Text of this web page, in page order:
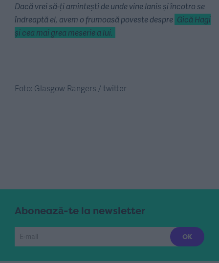
Dacă vrei să-ți amintești de unde vine Ianis și încotro se
îndreaptă el, avem o frumoasă poveste despre Gică Hagi
și cea mai grea meserie a lui.
Foto: Glasgow Rangers / twitter
Abonează-te la newsletter